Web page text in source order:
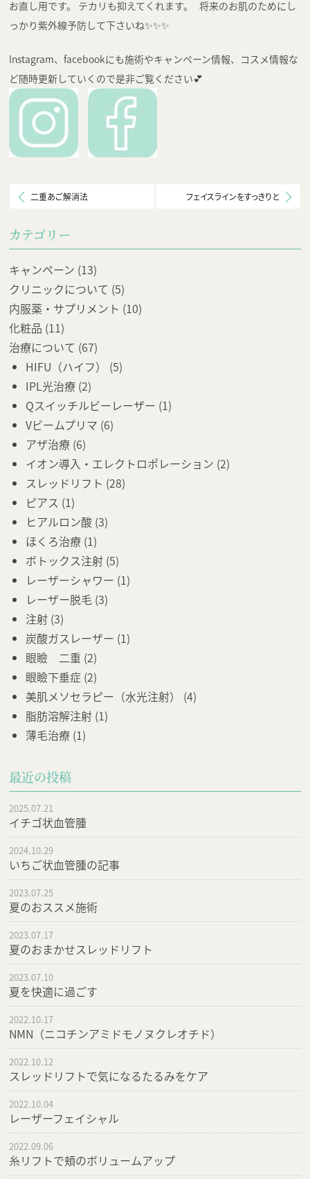
お直し用です。 テカリも抑えてくれます。 将来のお肌のためにし
っかり紫外線予防して下さいね✨✨✨
Instagram、facebookにも施術やキャンペーン情報、コスメ情報な
ど随時更新していくので是非ご覧ください💕
二重あご解消法 フェイスラインをすっきりと
カテゴリー
キャンペーン (13)
クリニックについて (5)
内服薬・サプリメント (10)
化粧品 (11)
治療について (67)
HIFU（ハイフ）
(5)
IPL光治療 (2)
Qスイッチルビーレーザー (1)
Vビームプリマ (6)
アザ治療 (6)
イオン導入・エレクトロポレーション (2)
スレッドリフト (28)
ピアス (1)
ヒアルロン酸 (3)
ほくろ治療 (1)
ボトックス注射 (5)
レーザーシャワー (1)
レーザー脱毛 (3)
注射 (3)
炭酸ガスレーザー (1)
眼瞼 二重 (2)
眼瞼下垂症 (2)
美肌メソセラピー（水光注射）
(4)
脂肪溶解注射 (1)
薄毛治療 (1)
最近の投稿
イチゴ状血管腫
2025.07.21
いちご状血管腫の記事
2024.10.29
夏のおススメ施術
2023.07.25
夏のおまかせスレッドリフト
2023.07.17
夏を快適に過ごす
2023.07.10
NMN（ニコチンアミドモノヌクレオチド）
2022.10.17
スレッドリフトで気になるたるみをケア
2022.10.12
レーザーフェイシャル
2022.10.04
糸リフトで頬のボリュームアップ
2022.09.06